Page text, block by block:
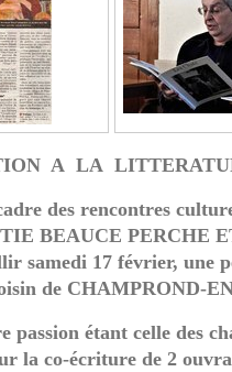
A LA
des rencontres
BEAUCE PERCHE
samedi 17 février,
de CHAMPROND-
passion étant celle des
la co-écriture de 2